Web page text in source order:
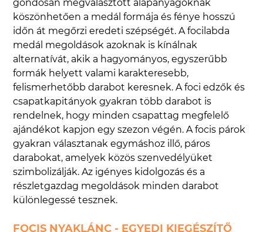
gondosan megválasztott alapanyagoknak
köszönhetően a medál formája és fénye hosszú
időn át megőrzi eredeti szépségét. A focilabda
medál megoldások azoknak is kínálnak
alternatívát, akik a hagyományos, egyszerűbb
formák helyett valami karakteresebb,
felismerhetőbb darabot keresnek. A foci edzők és
csapatkapitányok gyakran több darabot is
rendelnek, hogy minden csapattag megfelelő
ajándékot kapjon egy szezon végén. A focis párok
gyakran választanak egymáshoz illő, páros
darabokat, amelyek közös szenvedélyüket
szimbolizálják. Az igényes kidolgozás és a
részletgazdag megoldások minden darabot
különlegessé tesznek.
FOCIS NYAKLÁNC - EGYEDI KIEGÉSZÍTŐ